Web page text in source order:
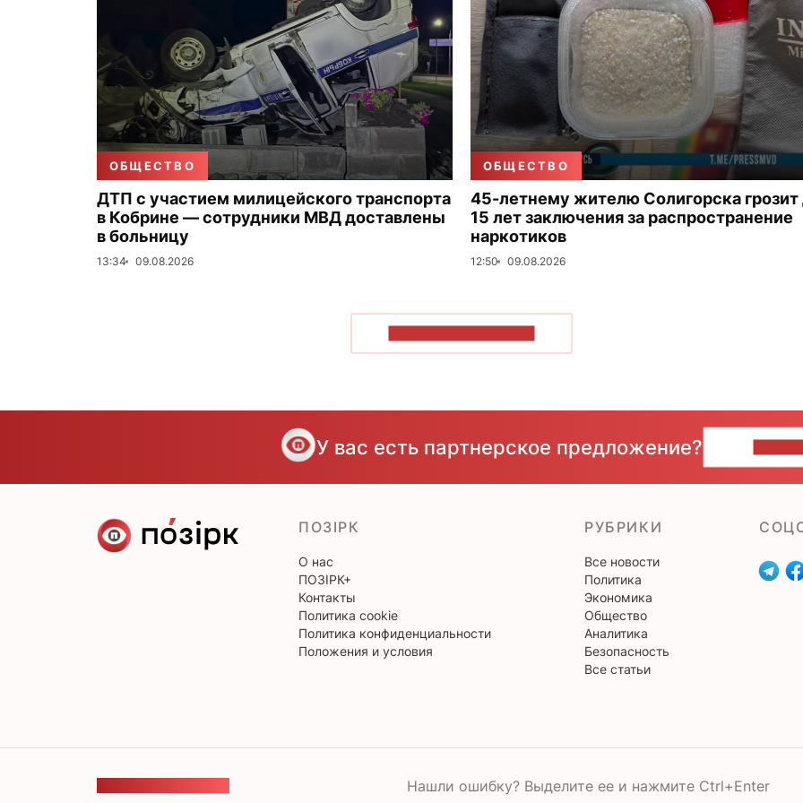
ОБЩЕСТВО
ДТП с участием милицейского транспорта
в Кобрине — сотрудники МВД доставлены
в больницу
13:34 09.08.2026
ОБЩЕСТВО
45-летнему жителю Солигорска грозит
15 лет заключения за распространение
наркотиков
12:50 09.08.2026
У вас есть партнерское предложение?
ПОЗІРК
О нас
ПОЗІРК+
Контакты
Политика cookie
Политика конфиденциальности
Положения и условия
РУБРИКИ
Все новости
Политика
Экономика
Общество
Аналитика
Безопасность
Все статьи
Нашли ошибку? Выделите ее и нажмите Ctrl+Enter